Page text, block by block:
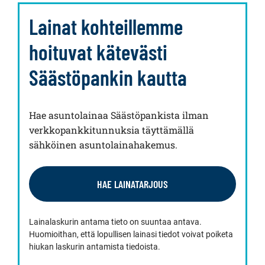
Lainat kohteillemme
hoituvat kätevästi
Säästöpankin kautta
Hae asuntolainaa Säästöpankista ilman
verkkopankkitunnuksia täyttämällä
sähköinen asuntolainahakemus.
HAE LAINATARJOUS
Lainalaskurin antama tieto on suuntaa antava.
Huomioithan, että lopullisen lainasi tiedot voivat poiketa
hiukan laskurin antamista tiedoista.